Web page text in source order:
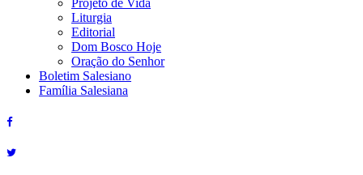
Projeto de Vida
Liturgia
Editorial
Dom Bosco Hoje
Oração do Senhor
Boletim Salesiano
Família Salesiana